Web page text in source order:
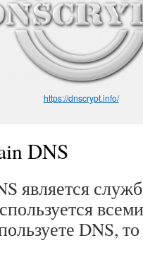
https://dnscrypt.info/
DNS
является
DNS, то